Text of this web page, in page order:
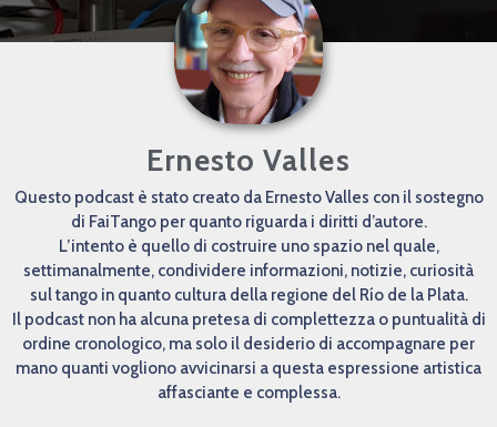
Ernesto Valles
Questo podcast è stato creato da Ernesto Valles con il sostegno
di FaiTango per quanto riguarda i diritti d’autore.
L’intento è quello di costruire uno spazio nel quale,
settimanalmente, condividere informazioni, notizie, curiosità
sul tango in quanto cultura della regione del Río de la Plata.
Il podcast non ha alcuna pretesa di complettezza o puntualità di
ordine cronologico, ma solo il desiderio di accompagnare per
mano quanti vogliono avvicinarsi a questa espressione artistica
affasciante e complessa.